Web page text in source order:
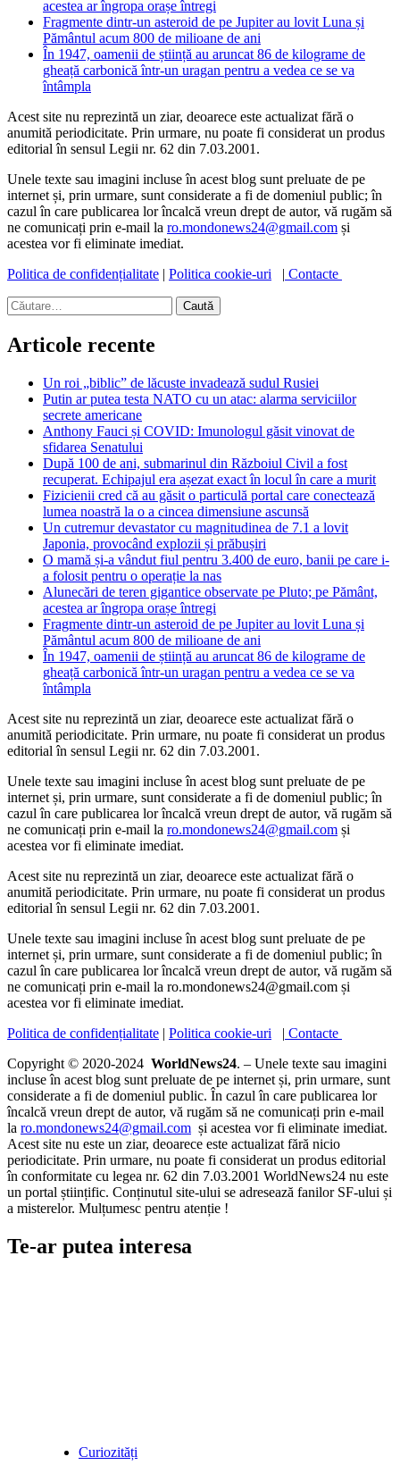
acestea ar îngropa orașe întregi
Fragmente dintr-un asteroid de pe Jupiter au lovit Luna și
Pământul acum 800 de milioane de ani
În 1947, oamenii de știință au aruncat 86 de kilograme de
gheață carbonică într-un uragan pentru a vedea ce se va
întâmpla
Acest site nu reprezintă un ziar, deoarece este actualizat fără o
anumită periodicitate. Prin urmare, nu poate fi considerat un produs
editorial în sensul Legii nr. 62 din 7.03.2001.
Unele texte sau imagini incluse în acest blog sunt preluate de pe
internet și, prin urmare, sunt considerate a fi de domeniul public; în
cazul în care publicarea lor încalcă vreun drept de autor, vă rugăm să
ne comunicați prin e-mail la ro.mondonews24@gmail.com și
acestea vor fi eliminate imediat.
Politica de confidențialitate | Politica cookie-uri | Contacte
Caută
după:
Articole recente
Un roi „biblic” de lăcuste invadează sudul Rusiei
Putin ar putea testa NATO cu un atac: alarma serviciilor
secrete americane
Anthony Fauci și COVID: Imunologul găsit vinovat de
sfidarea Senatului
După 100 de ani, submarinul din Războiul Civil a fost
recuperat. Echipajul era așezat exact în locul în care a murit
Fizicienii cred că au găsit o particulă portal care conectează
lumea noastră la o a cincea dimensiune ascunsă
Un cutremur devastator cu magnitudinea de 7.1 a lovit
Japonia, provocând explozii și prăbușiri
O mamă și-a vândut fiul pentru 3.400 de euro, banii pe care i-
a folosit pentru o operație la nas
Alunecări de teren gigantice observate pe Pluto; pe Pământ,
acestea ar îngropa orașe întregi
Fragmente dintr-un asteroid de pe Jupiter au lovit Luna și
Pământul acum 800 de milioane de ani
În 1947, oamenii de știință au aruncat 86 de kilograme de
gheață carbonică într-un uragan pentru a vedea ce se va
întâmpla
Acest site nu reprezintă un ziar, deoarece este actualizat fără o
anumită periodicitate. Prin urmare, nu poate fi considerat un produs
editorial în sensul Legii nr. 62 din 7.03.2001.
Unele texte sau imagini incluse în acest blog sunt preluate de pe
internet și, prin urmare, sunt considerate a fi de domeniul public; în
cazul în care publicarea lor încalcă vreun drept de autor, vă rugăm să
ne comunicați prin e-mail la ro.mondonews24@gmail.com și
acestea vor fi eliminate imediat.
Acest site nu reprezintă un ziar, deoarece este actualizat fără o
anumită periodicitate. Prin urmare, nu poate fi considerat un produs
editorial în sensul Legii nr. 62 din 7.03.2001.
Unele texte sau imagini incluse în acest blog sunt preluate de pe
internet și, prin urmare, sunt considerate a fi de domeniul public; în
cazul în care publicarea lor încalcă vreun drept de autor, vă rugăm să
ne comunicați prin e-mail la ro.mondonews24@gmail.com și
acestea vor fi eliminate imediat.
Politica de confidențialitate | Politica cookie-uri | Contacte
Copyright © 2020-2024 WorldNews24. – Unele texte sau imagini
incluse în acest blog sunt preluate de pe internet și, prin urmare, sunt
considerate a fi de domeniul public. În cazul în care publicarea lor
încalcă vreun drept de autor, vă rugăm să ne comunicați prin e-mail
la ro.mondonews24@gmail.com și acestea vor fi eliminate imediat.
Acest site nu este un ziar, deoarece este actualizat fără nicio
periodicitate. Prin urmare, nu poate fi considerat un produs editorial
în conformitate cu legea nr. 62 din 7.03.2001 WorldNews24 nu este
un portal științific. Conținutul site-ului se adresează fanilor SF-ului și
a misterelor. Mulțumesc pentru atenție !
Te-ar putea interesa
Curiozități